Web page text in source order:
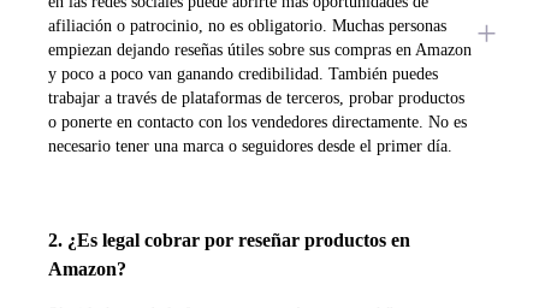
afiliación o patrocinio, no es obligatorio. Muchas personas
empiezan dejando reseñas útiles sobre sus compras en Amazon
y poco a poco van ganando credibilidad. También puedes
trabajar a través de plataformas de terceros, probar productos
o ponerte en contacto con los vendedores directamente. No es
necesario tener una marca o seguidores desde el primer día.
2. ¿Es legal cobrar por reseñar productos en
Amazon?